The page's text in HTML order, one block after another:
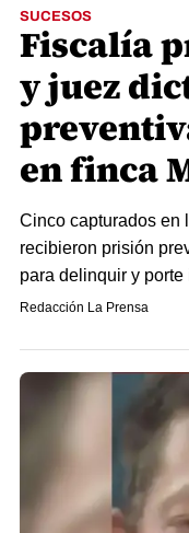
SUCESOS
Fiscalía
y juez
en finca
Cinco capturados en
recibieron prisión
para delinquir y
Redacción La Prensa